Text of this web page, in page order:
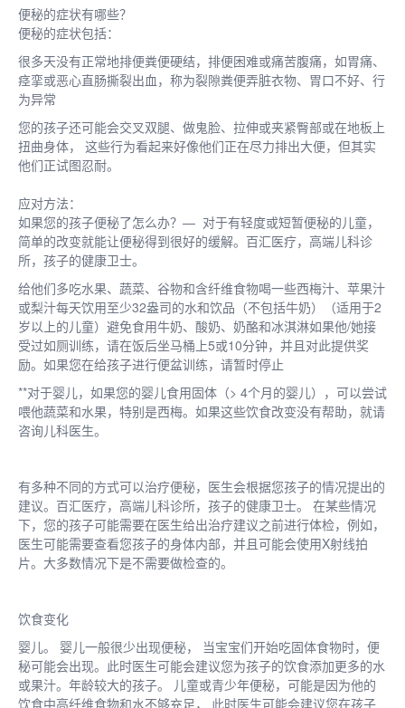
便秘的症状有哪些？
便秘的症状包括：
很多天没有正常地排便粪便硬结，排便困难或痛苦腹痛，如胃痛、
痉挛或恶心直肠撕裂出血，称为裂隙粪便弄脏衣物、胃口不好、行
为异常
您的孩子还可能会交叉双腿、做鬼脸、拉伸或夹紧臀部或在地板上
扭曲身体， 这些行为看起来好像他们正在尽力排出大便，但其实
他们正试图忍耐。
应对方法：
如果您的孩子便秘了怎么办？— 对于有轻度或短暂便秘的儿童，
简单的改变就能让便秘得到很好的缓解。百汇医疗，高端儿科诊
所，孩子的健康卫士。
给他们多吃水果、蔬菜、谷物和含纤维食物喝一些西梅汁、苹果汁
或梨汁每天饮用至少32盎司的水和饮品（不包括牛奶）（适用于2
岁以上的儿童）避免食用牛奶、酸奶、奶酪和冰淇淋如果他/她接
受过如厕训练，请在饭后坐马桶上5或10分钟，并且对此提供奖
励。如果您在给孩子进行便盆训练，请暂时停止
**对于婴儿，如果您的婴儿食用固体（> 4个月的婴儿），可以尝试
喂他蔬菜和水果，特别是西梅。如果这些饮食改变没有帮助，就请
咨询儿科医生。
有多种不同的方式可以治疗便秘，医生会根据您孩子的情况提出的
建议。百汇医疗，高端儿科诊所，孩子的健康卫士。 在某些情况
下，您的孩子可能需要在医生给出治疗建议之前进行体检，例如，
医生可能需要查看您孩子的身体内部，并且可能会使用X射线拍
片。大多数情况下是不需要做检查的。
饮食变化
婴儿。 婴儿一般很少出现便秘， 当宝宝们开始吃固体食物时，便
秘可能会出现。此时医生可能会建议您为孩子的饮食添加更多的水
或果汁。年龄较大的孩子。 儿童或青少年便秘，可能是因为他的
饮食中高纤维食物和水不够充足， 此时医生可能会建议您在孩子